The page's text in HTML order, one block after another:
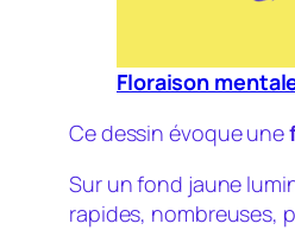
Floraison
Ce dessin évoque une
Sur un fond jaune
rapides, nombreuses,